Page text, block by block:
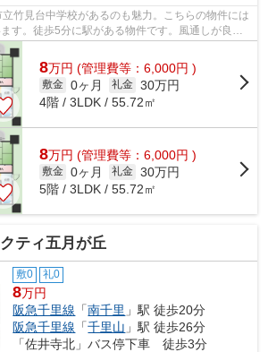
竹見台中学校があるのも魅力。こちらの物件には
す。徒歩5分に駅がある物件です。風通しが良
ない物件です。...
8万円 (管理費等：6,000円 )
敷金 0ヶ月 礼金 30万円
4階 / 3LDK / 55.72㎡
8万円 (管理費等：6,000円 )
敷金 0ヶ月 礼金 30万円
5階 / 3LDK / 55.72㎡
ティ五月が丘
敷0 礼0
8万円
阪急千里線 「南千里 」駅 徒歩20分
阪急千里線 「千里山 」駅 徒歩26分
「佐井寺北」バス停下車 徒歩3分